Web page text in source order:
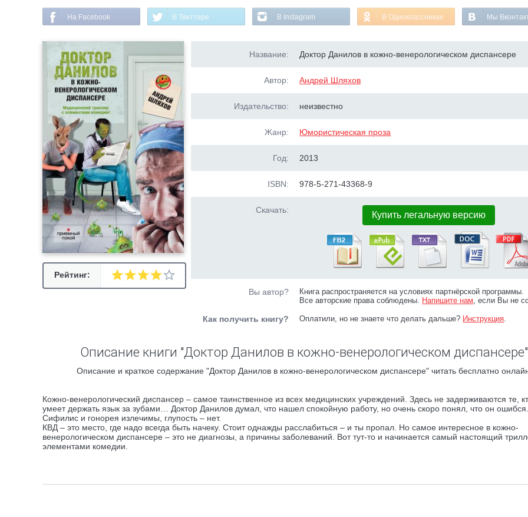
На Facebook В Твиттере В Instagram В Одноклассниках Мы
Рейтинг:
Название: Доктор Данилов в кожно-венерологическом диспансере
Автор: Андрей Шляхов
Издательство: неизвестно
Жанр: Юмористическая проза
Год: 2013
ISBN: 978-5-271-43368-9
Скачать: Купить легальную версию
Вы автор?
Книга распространяется на условиях партнёрской программы.
Все авторские права соблюдены. Напишите нам, если Вы не
Как получить книгу? Оплатили, но не знаете что делать дальше? Инструкция.
Описание книги "Доктор Данилов в кожно-венерологическом диспансере"
Описание и краткое содержание "Доктор Данилов в кожно-венерологическом диспансере" читать бесплатно
Кожно-венерологический диспансер – самое таинственное из всех медицинских учреждений. Здесь не задерживаются те,
умеет держать язык за зубами… Доктор Данилов думал, что нашел спокойную работу, но очень скоро понял, что он ошибся.
Сифилис и гонорея излечимы, глупость – нет.
КВД – это место, где надо всегда быть начеку. Стоит однажды расслабиться – и ты пропал. Но самое интересное в кожно-
венерологическом диспансере – это не диагнозы, а причины заболеваний. Вот тут-то и начинается самый настоящий
элементами комедии.